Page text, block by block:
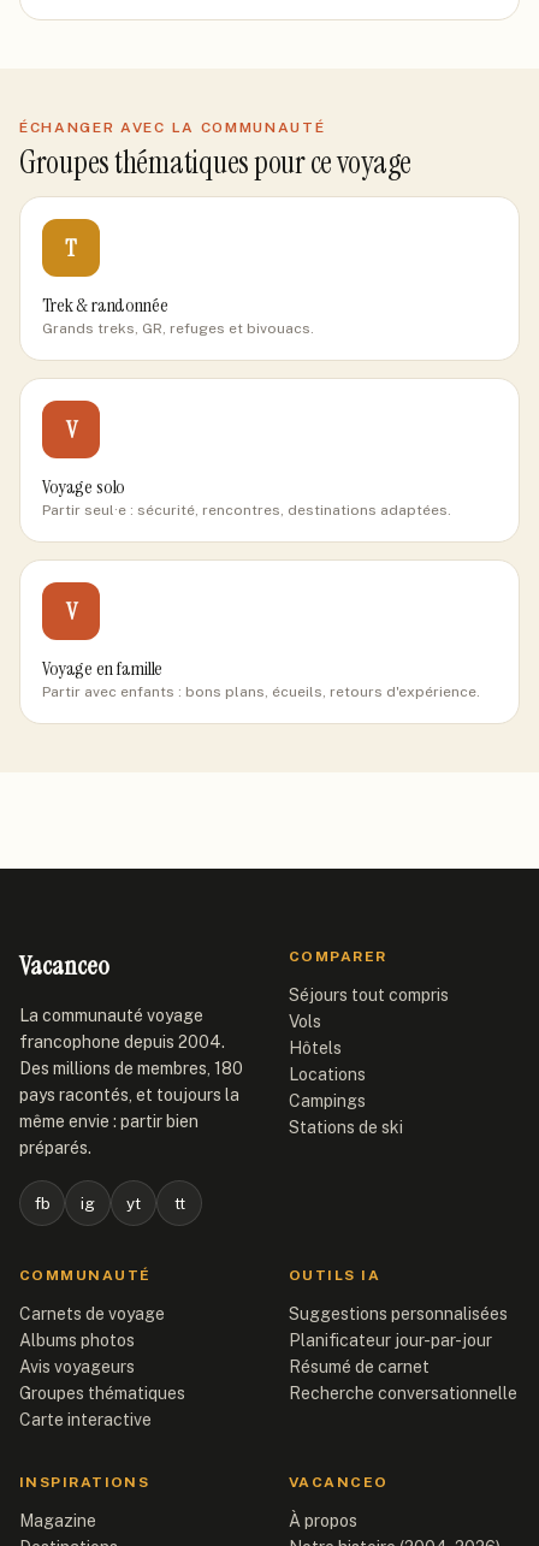
ÉCHANGER AVEC LA COMMUNAUTÉ
Groupes thématiques pour ce voyage
T
Trek & randonnée
Grands treks, GR, refuges et bivouacs.
V
Voyage solo
Partir seul·e : sécurité, rencontres, destinations adaptées.
V
Voyage en famille
Partir avec enfants : bons plans, écueils, retours d'expérience.
Vacanceo
La communauté voyage
francophone depuis 2004.
Des millions de membres, 180
pays racontés, et toujours la
même envie : partir bien
préparés.
fb ig yt tt
COMPARER
Séjours tout compris
Vols
Hôtels
Locations
Campings
Stations de ski
COMMUNAUTÉ
Carnets de voyage
Albums photos
Avis voyageurs
Groupes thématiques
Carte interactive
OUTILS IA
Suggestions personnalisées
Planificateur jour-par-jour
Résumé de carnet
Recherche conversationnelle
INSPIRATIONS
Magazine
VACANCEO
À propos